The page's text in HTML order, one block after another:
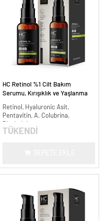
HC Retinol %1 Cilt Bakım
Serumu, Kırışıklık ve Yaşlanma
Retinol, Hyaluronic Asit,
Pentavitin, A. Colubrina,
Bisabolol
TÜKENDİ